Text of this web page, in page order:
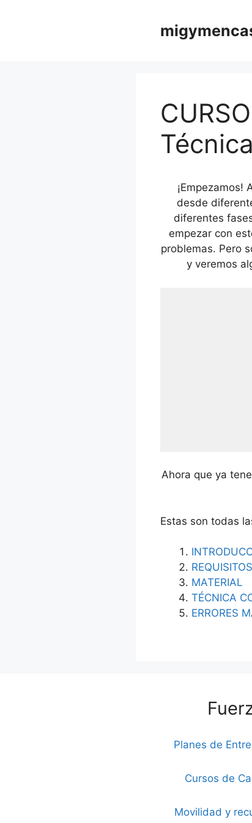
¡Empezamos!
desde
diferentes
empezar con
problemas. Pero
y veremos
Ahora que ya
Estas son todas
MATERIAL
TÉCNICA
ERRORES
Planes de
Cursos de
Movilidad y